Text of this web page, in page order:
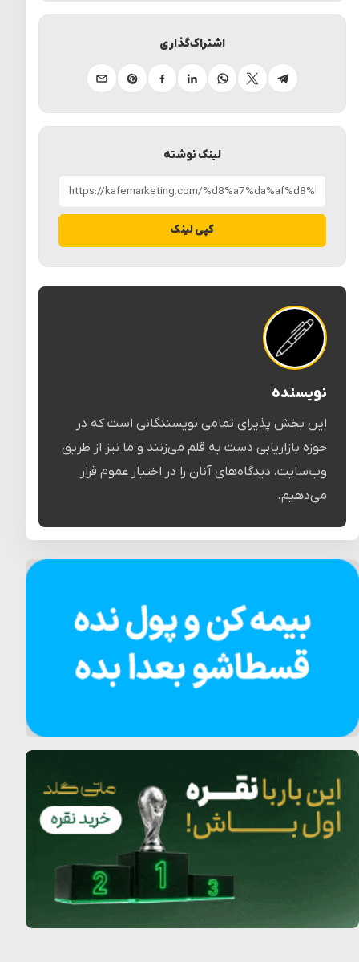
لینک نوشته
کپی لینک
اشتراک‌گذاری
تلگرامایکسواتساپلینکدینفیسبوکپینترستایمیل
نویسنده
این بخش پذیرای تمامی نویسندگانی است که در
حوزه بازاریابی دست به قلم می‌زنند و ما نیز از طریق
وب‌سایت، دیدگاه‌های آنان را در اختیار عموم قرار
می‌دهیم.